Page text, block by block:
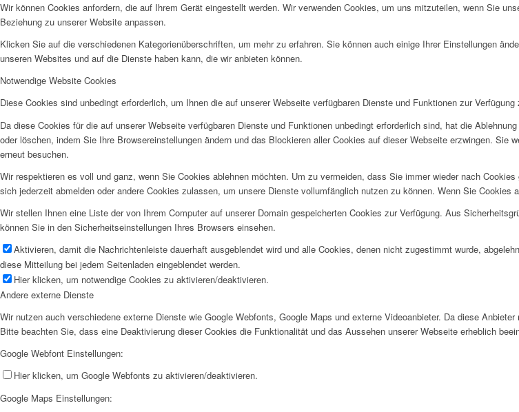
Wir können Cookies anfordern, die auf Ihrem Gerät eingestellt werden. Wir verwenden Cookies, um uns mitzuteilen, wenn Sie
Beziehung zu unserer Website anpassen.
Klicken Sie auf die verschiedenen Kategorienüberschriften, um mehr zu erfahren. Sie können auch einige Ihrer Einstellungen
unseren Websites und auf die Dienste haben kann, die wir anbieten können.
Notwendige Website Cookies
Diese Cookies sind unbedingt erforderlich, um Ihnen die auf unserer Webseite verfügbaren Dienste und Funktionen zur Verfügung
Da diese Cookies für die auf unserer Webseite verfügbaren Dienste und Funktionen unbedingt erforderlich sind, hat die
oder löschen, indem Sie Ihre Browsereinstellungen ändern und das Blockieren aller Cookies auf dieser Webseite erzwingen.
erneut besuchen.
Wir respektieren es voll und ganz, wenn Sie Cookies ablehnen möchten. Um zu vermeiden, dass Sie immer wieder nach
sich jederzeit abmelden oder andere Cookies zulassen, um unsere Dienste vollumfänglich nutzen zu können. Wenn Sie Cookies
Wir stellen Ihnen eine Liste der von Ihrem Computer auf unserer Domain gespeicherten Cookies zur Verfügung. Aus
können Sie in den Sicherheitseinstellungen Ihres Browsers einsehen.
Aktivieren, damit die Nachrichtenleiste dauerhaft ausgeblendet wird und alle Cookies, denen nicht zugestimmt wurde,
diese Mitteilung bei jedem Seitenladen eingeblendet werden.
Hier klicken, um notwendige Cookies zu aktivieren/deaktivieren.
Andere externe Dienste
Wir nutzen auch verschiedene externe Dienste wie Google Webfonts, Google Maps und externe Videoanbieter. Da diese
Bitte beachten Sie, dass eine Deaktivierung dieser Cookies die Funktionalität und das Aussehen unserer Webseite erheblich
Google Webfont Einstellungen:
Hier klicken, um Google Webfonts zu aktivieren/deaktivieren.
Google Maps Einstellungen: